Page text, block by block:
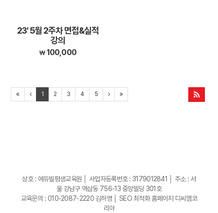
23' 5월 2주차 면접&실적
강의
100,000
1 2 3 4 5
상호 : 에듀빌평생교육원 │ 사업자등록번호 : 3179012841 │ 주소 : 서
울 강남구 역삼동 756-13 중앙빌딩 301호
교육문의 : 010-2087-2220 김하영 │ SEO 최적화 홈페이지 디씨엠코
리아